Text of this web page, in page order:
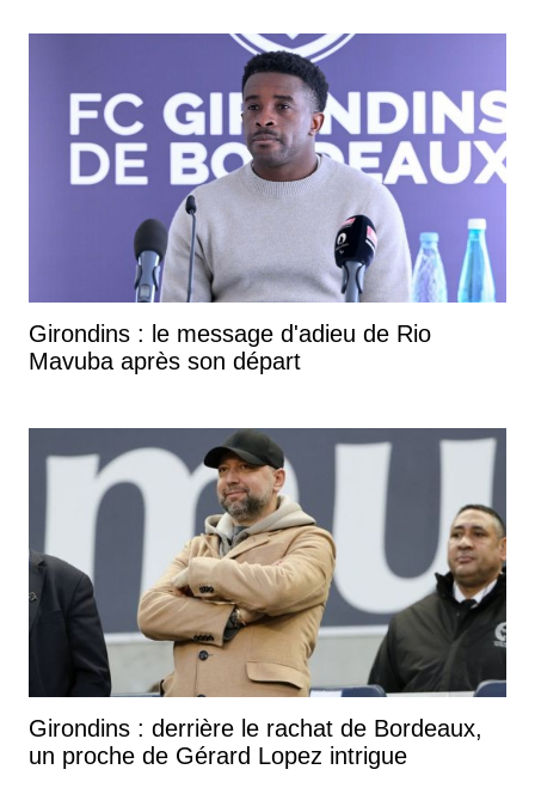
Girondins : le message d'adieu de Rio
Mavuba après son départ
Girondins : derrière le rachat de Bordeaux,
un proche de Gérard Lopez intrigue